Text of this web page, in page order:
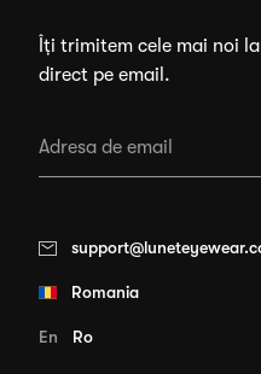
Îți trimitem cele mai noi
direct pe email.
Romania
En Ro